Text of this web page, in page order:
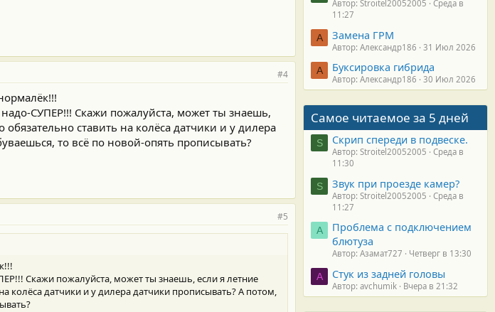
#4
надо-СУПЕР!!! Скажи пожалуйста, может ты знаешь,
ставить на колёса датчики и у дилера
то всё по новой-опять прописывать?
#5
Скажи пожалуйста, может ты знаешь, если я летние
колёса датчики и у дилера датчики прописывать? А потом,
Автор: Stroitel20052005
Среда в
11:27
А Замена ГРМ
Автор: Александр186 31 Июл 2026
А Буксировка гибрида
Автор: Александр186 30 Июл 2026
Самое читаемое за 5 дней
S Скрип спереди в подвеске.
Автор: Stroitel20052005
Среда в
11:30
S Звук при проезде камер?
Автор: Stroitel20052005
Среда в
11:27
А
Проблема с подключением
блютуза
Автор: Азамат727 Четверг в 13:30
A Стук из задней головы
Автор: avchumik Вчера в 21:32